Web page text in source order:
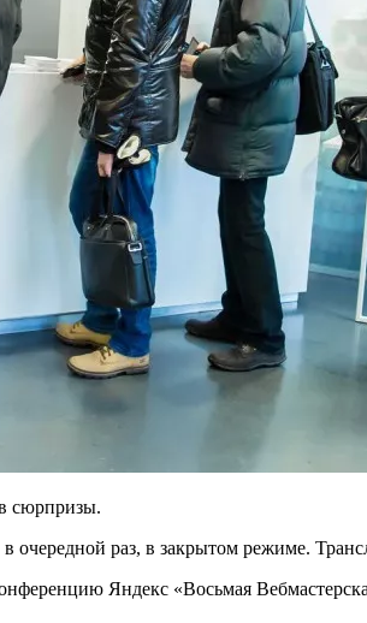
сюрпризы.
очередной раз, в закрытом режиме.
Яндекс «Восьмая